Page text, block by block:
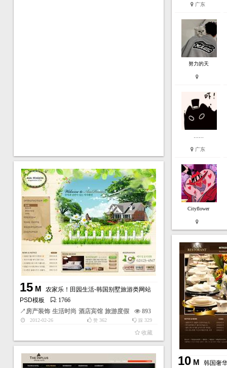
广东
努力的天
广东
Cityflower
15M
农家乐！田园生活-韩国别墅旅游类网站
PSD模板
: 1766
↗房产装饰 生活时尚 酒店宾馆 旅游度假 893
2012-02-26 踩 329
赞362
收藏
10M
韩国奢